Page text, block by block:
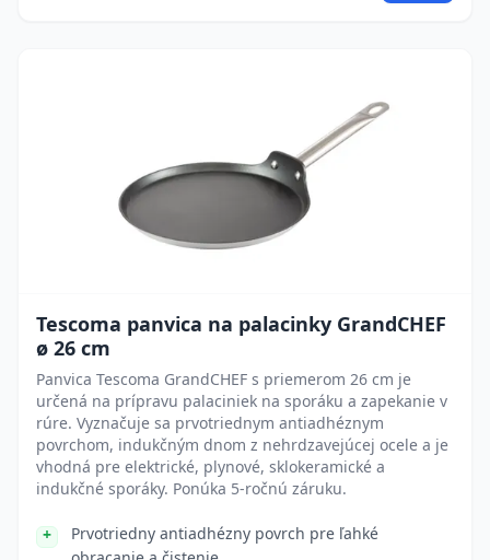
Tescoma panvica na palacinky GrandCHEF
ø 26 cm
Panvica Tescoma GrandCHEF s priemerom 26 cm je
určená na prípravu palaciniek na sporáku a zapekanie v
rúre. Vyznačuje sa prvotriednym antiadhéznym
povrchom, indukčným dnom z nehrdzavejúcej ocele a je
vhodná pre elektrické, plynové, sklokeramické a
indukčné sporáky. Ponúka 5-ročnú záruku.
Prvotriedny antiadhézny povrch pre ľahké